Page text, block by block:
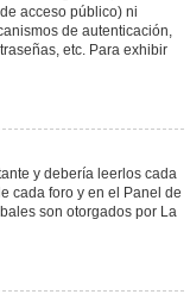
acceso público) ni
de autenticación,
etc. Para exhibir
y debería leerlos cada
cada foro y en el Panel de
son otorgados por La